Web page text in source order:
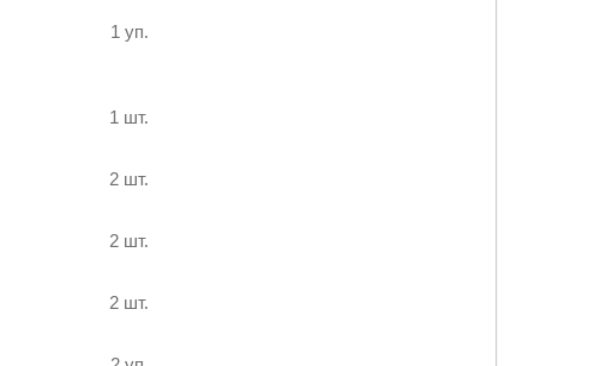
1 уп.
1 шт.
2 шт.
2 шт.
2 шт.